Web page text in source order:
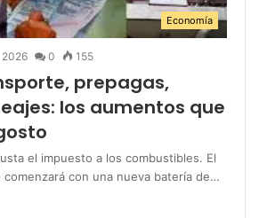
Economía
2026 0 155
prepagas,
los aumentos que
el impuesto a los combustibles. El
con una nueva batería de…